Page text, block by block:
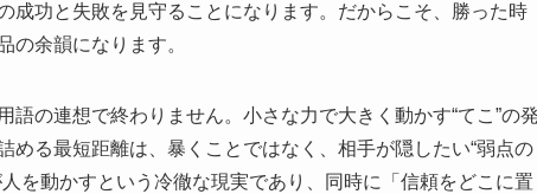
成功と失敗を見守ることになります。だからこそ、勝った時
の余韻になります。
の連想で終わりません。小さな力で大きく動かす“てこ”の
る最短距離は、暴くことではなく、相手が隠したい“弱点の
を動かすという冷徹な現実であり、同時に「信頼をどこに置